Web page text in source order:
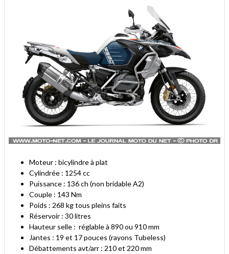
Moteur : bicylindre à plat
Cylindrée : 1254 cc
Puissance : 136 ch (non bridable A2)
Couple : 143 Nm
Poids : 268 kg tous pleins faits
Réservoir : 30 litres
Hauteur selle : réglable à 890 ou 910 mm
Jantes : 19 et 17 pouces (rayons Tubeless)
Débattements avt/arr : 210 et 220 mm